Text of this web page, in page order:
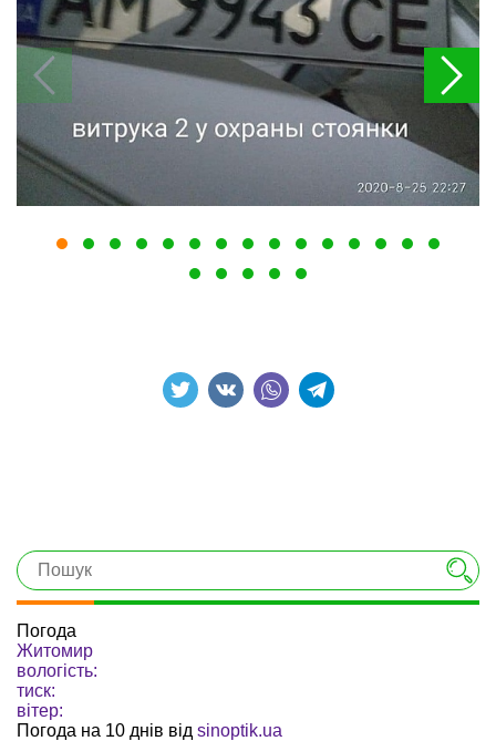
Погода
Житомир
вологість:
тиск:
вітер:
Погода на 10 днів від sinoptik.ua